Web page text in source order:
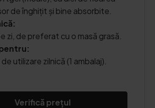
de înghițit și bine absorbite.
zi, de preferat cu o masă grasă.
utilizare zilnică (1 ambalaj).
Verifică prețul